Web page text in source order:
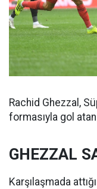
Rachid Ghezzal,
formasıyla gol
GHEZZAL
Karşılaşmada